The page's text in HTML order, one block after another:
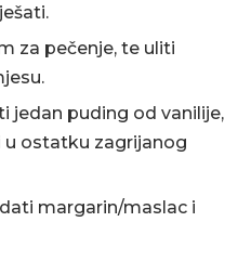
za pečenje, te uliti
jedan puding od vanilije,
ostatku zagrijanog
margarin/maslac i